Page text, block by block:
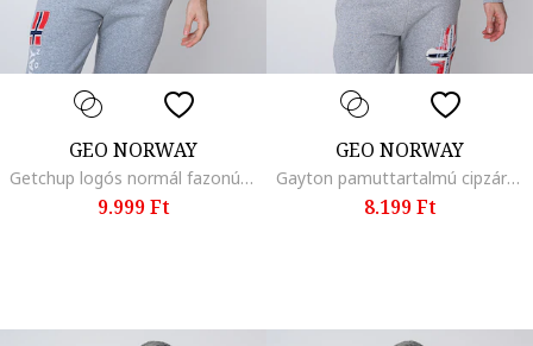
GEO NORWAY
Getchup logós normál fazonú pulóver, Sötétpiros/Melange világosszürke/Tengerészkék
9.999 Ft
GEO NORWAY
Gayton pamuttartalmú cipzáros pulóver kapucnival, Piros/Melange világosszürke/Kék
8.199 Ft